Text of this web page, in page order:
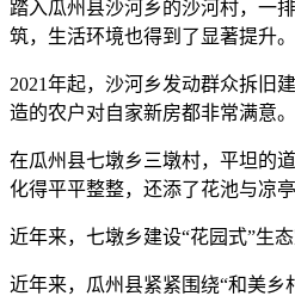
踏入瓜州县沙河乡的沙河村，一
筑，生活环境也得到了显著提升
2021年起，沙河乡发动群众拆旧
造的农户对自家新房都非常满意
在瓜州县七墩乡三墩村，平坦的
化得平平整整，还添了花池与凉
近年来，七墩乡建设“花园式”生
近年来，瓜州县紧紧围绕“和美乡